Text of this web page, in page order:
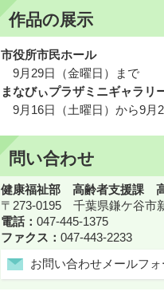
作品の展示
市役所市民ホール
9月29日（金曜日）まで
まなびぃプラザミニギャラリ
9月16日（土曜日）から9月
問い合わせ
健康福祉部 高齢者支援課
〒273-0195 千葉県鎌ケ谷市
電話： 047-445-1375
ファクス： 047-443-2233
お問い合わせメールフォ